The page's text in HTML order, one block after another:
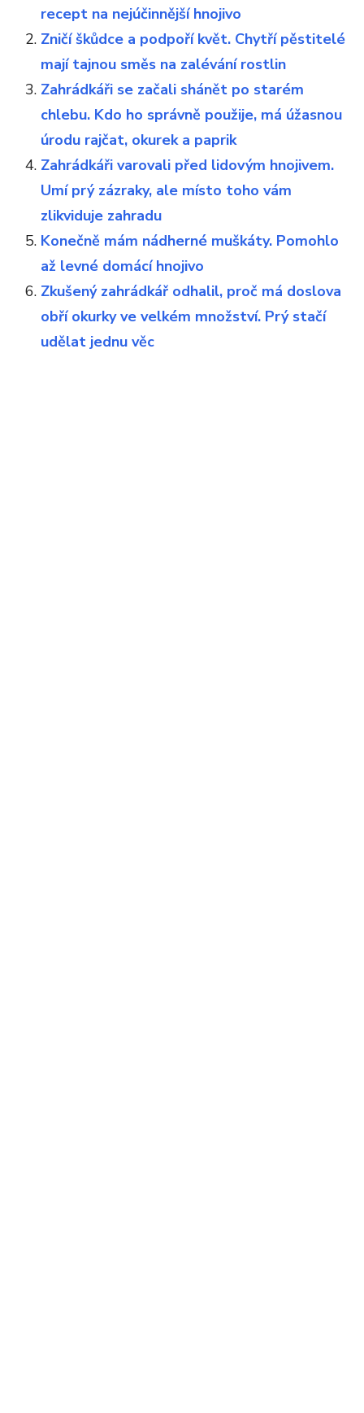
recept na nejúčinnější hnojivo
Zničí škůdce a podpoří květ. Chytří pěstitelé
mají tajnou směs na zalévání rostlin
Zahrádkáři se začali shánět po starém
chlebu. Kdo ho správně použije, má úžasnou
úrodu rajčat, okurek a paprik
Zahrádkáři varovali před lidovým hnojivem.
Umí prý zázraky, ale místo toho vám
zlikviduje zahradu
Konečně mám nádherné muškáty. Pomohlo
až levné domácí hnojivo
Zkušený zahrádkář odhalil, proč má doslova
obří okurky ve velkém množství. Prý stačí
udělat jednu věc